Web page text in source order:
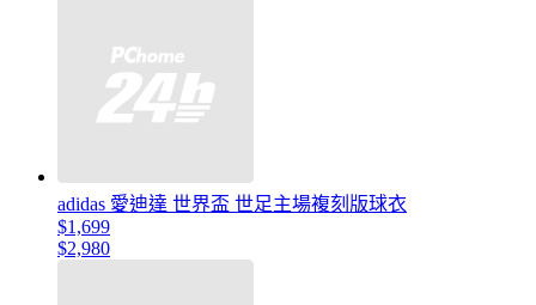
adidas 愛迪達 世界盃 世足主場複刻版球衣
$1,699
$2,980